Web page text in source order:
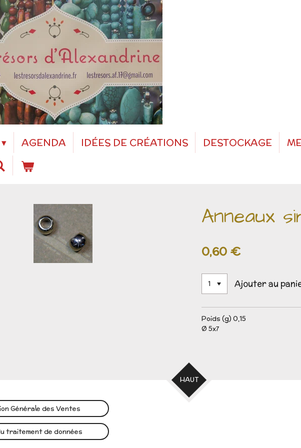
AGENDA IDÉES DE CRÉATIONS DESTOCKAGE
Anneaux
0,60 €
Ajouter au
Poids (g) 0,15
Ø 5x7
HAUT
Générale des Ventes
traitement de données